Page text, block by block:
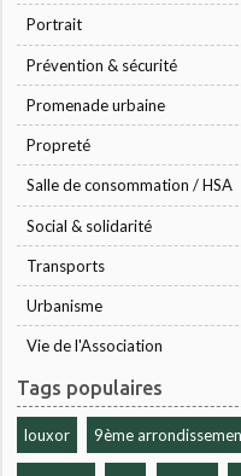
Portrait
Prévention & sécurité
Promenade urbaine
Propreté
Salle de consommation / HSA
Social & solidarité
Transports
Urbanisme
Vie de l'Association
Tags populaires
louxor 9ème